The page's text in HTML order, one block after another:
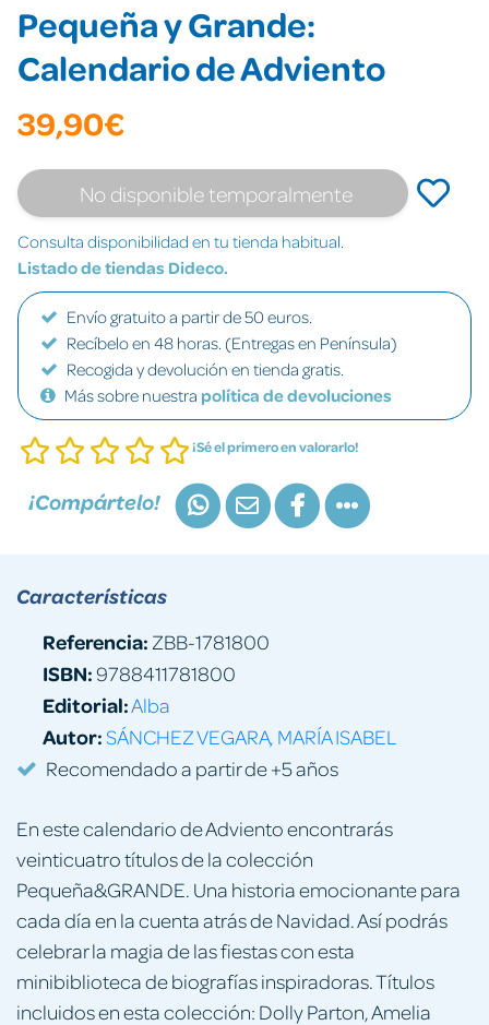
Pequeña y Grande:
Calendario de Adviento
39,90€
No disponible temporalmente
Consulta disponibilidad en tu tienda habitual.
Listado de tiendas Dideco.
Envío gratuito a partir de 50 euros.
Recíbelo en 48 horas. (Entregas en Península)
Recogida y devolución en tienda gratis.
Más sobre nuestra política de devoluciones
¡Sé el primero en valorarlo!
¡Compártelo!
En este calendario de Adviento encontrarás
veinticuatro títulos de la colección
Pequeña&GRANDE. Una historia emocionante para
cada día en la cuenta atrás de Navidad. Así podrás
celebrar la magia de las fiestas con esta
minibiblioteca de biografías inspiradoras. Títulos
incluidos en esta colección: Dolly Parton, Amelia
Características
Referencia: ZBB-1781800
ISBN:9788411781800
Editorial:Alba
Autor:SÁNCHEZ VEGARA, MARÍA ISABEL
Recomendado a partir de +5 años